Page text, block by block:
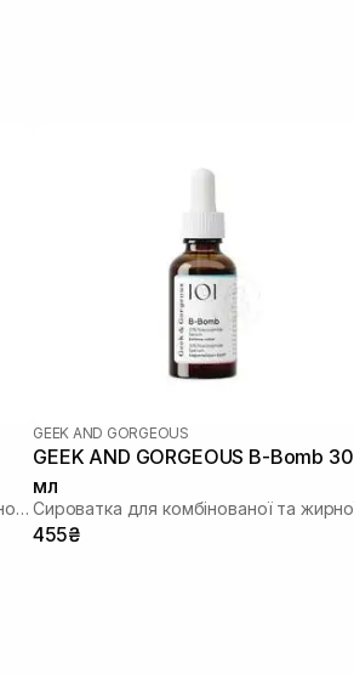
Ампула з ніацинамідом 10% та вітаміном С
GEEK AND GORGEOUS
GEEK AND GORGEOUS B-Bomb 30
мл
455₴